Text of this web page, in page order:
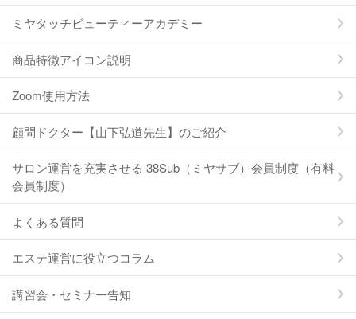
ミヤタッチビューティーアカデミー
商品特徴アイコン説明
Zoom使用方法
顧問ドクター【山下弘道先生】のご紹介
サロン運営を充実させる 38Sub（ミヤサブ）会員制度（有料
会員制度）
よくある質問
エステ運営に役立つコラム
講習会・セミナー告知